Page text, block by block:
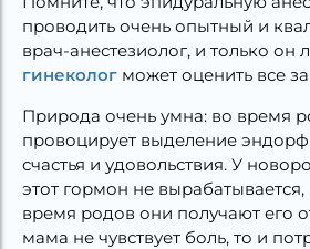
проводить очень опытный и
врач-анестезиолог, и только он
гинеколог может оценить все
Природа очень умна: во время
провоцирует выделение
счастья и удовольствия. У
этот гормон не
время родов они получают его
мама не чувствует боль, то и